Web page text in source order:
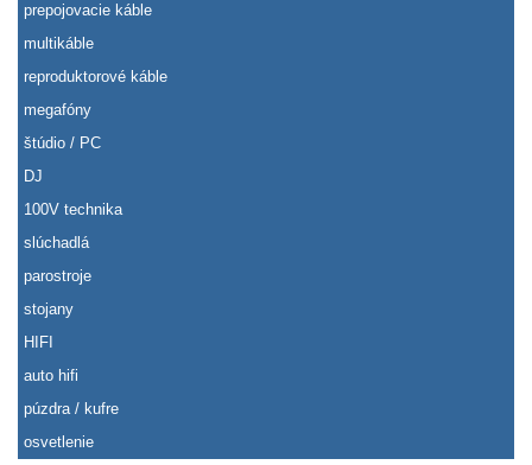
prepojovacie káble
multikáble
reproduktorové káble
megafóny
štúdio / PC
DJ
100V technika
slúchadlá
parostroje
stojany
HIFI
auto hifi
púzdra / kufre
osvetlenie